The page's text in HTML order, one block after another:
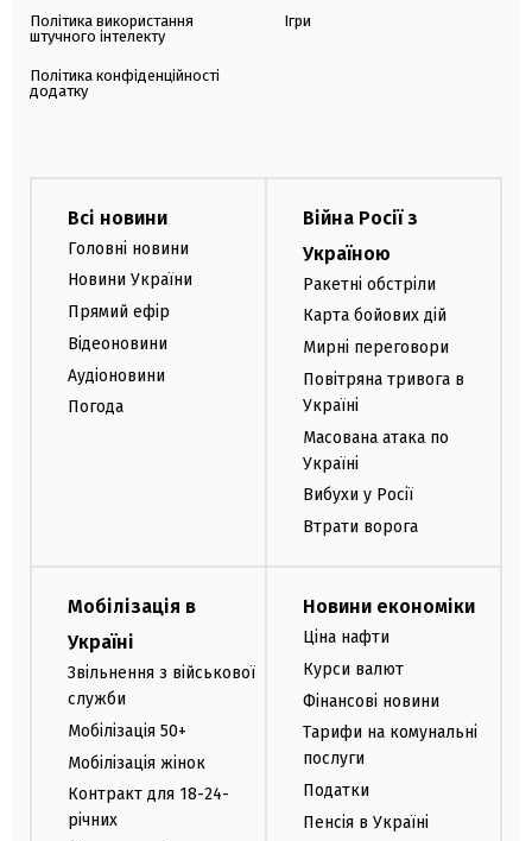
Політика використання
штучного інтелекту
Політика конфіденційності
додатку
Ігри
Всі новини
Головні новини
Новини України
Прямий ефір
Відеоновини
Аудіоновини
Погода
Війна Росії з
Україною
Ракетні обстріли
Карта бойових дій
Мирні переговори
Повітряна тривога в
Україні
Масована атака по
Україні
Вибухи у Росії
Втрати ворога
Мобілізація в
Україні
Звільнення з військової
служби
Мобілізація 50+
Мобілізація жінок
Контракт для 18-24-
річних
Новини економіки
Ціна нафти
Курси валют
Фінансові новини
Тарифи на комунальні
послуги
Податки
Пенсія в Україні